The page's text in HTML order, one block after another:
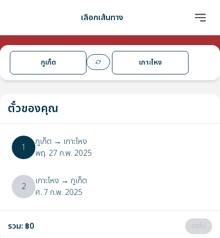
เลือกเส้นทาง
ภูเก็ต เกาะไหง
ตั๋วของคุณ
1 ภูเก็ต → เกาะไหง
พฤ. 27 ก.พ. 2025
2 เกาะไหง → ภูเก็ต
ศ. 7 ก.พ. 2025
รวม: ฿0 ต่อไป